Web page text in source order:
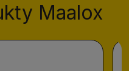
Maalox